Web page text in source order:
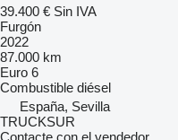
39.400 € Sin IVA
Furgón
2022
87.000 km
Euro 6
Combustible diésel
España, Sevilla
TRUCKSUR